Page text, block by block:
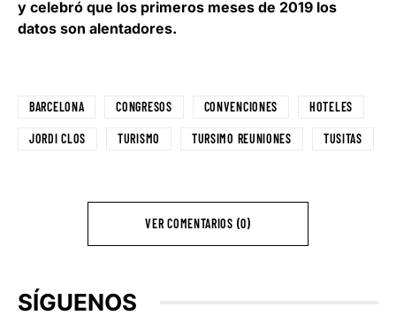
y celebró que los primeros meses de 2019 los
datos son alentadores.
BARCELONA CONGRESOS CONVENCIONES HOTELES
JORDI CLOS TURISMO TURSIMO REUNIONES TUSITAS
VER COMENTARIOS (0)
SÍGUENOS